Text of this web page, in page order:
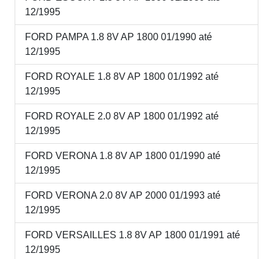
12/1995
FORD PAMPA 1.8 8V AP 1800 01/1990 até
12/1995
FORD ROYALE 1.8 8V AP 1800 01/1992 até
12/1995
FORD ROYALE 2.0 8V AP 1800 01/1992 até
12/1995
FORD VERONA 1.8 8V AP 1800 01/1990 até
12/1995
FORD VERONA 2.0 8V AP 2000 01/1993 até
12/1995
FORD VERSAILLES 1.8 8V AP 1800 01/1991 até
12/1995